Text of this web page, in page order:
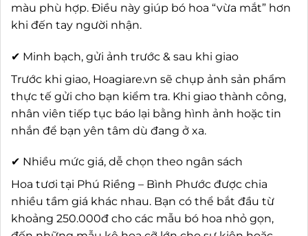
màu phù hợp. Điều này giúp bó hoa “vừa mắt” hơn
khi đến tay người nhận.
✔ Minh bạch, gửi ảnh trước & sau khi giao
Trước khi giao, Hoagiare.vn sẽ chụp ảnh sản phẩm
thực tế gửi cho bạn kiểm tra. Khi giao thành công,
nhân viên tiếp tục báo lại bằng hình ảnh hoặc tin
nhắn để bạn yên tâm dù đang ở xa.
✔ Nhiều mức giá, dễ chọn theo ngân sách
Hoa tươi tại Phú Riềng – Bình Phước được chia
nhiều tầm giá khác nhau. Bạn có thể bắt đầu từ
khoảng 250.000đ cho các mẫu bó hoa nhỏ gọn,